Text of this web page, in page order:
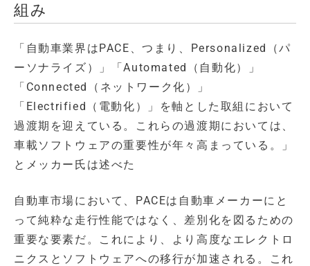
組み
「自動車業界はPACE、つまり、Personalized（パ
ーソナライズ）」「Automated（自動化）」
「Connected（ネットワーク化）」
「Electrified（電動化）」を軸とした取組において
過渡期を迎えている。これらの過渡期においては、
車載ソフトウェアの重要性が年々高まっている。」
とメッカー氏は述べた
自動車市場において、PACEは自動車メーカーにと
って純粋な走行性能ではなく、差別化を図るための
重要な要素だ。これにより、より高度なエレクトロ
ニクスとソフトウェアへの移行が加速される。これ